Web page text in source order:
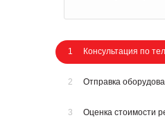
1 Консультация по
2 Отправка
3 Оценка стоимости